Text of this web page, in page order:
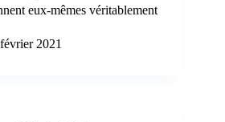
eux-mêmes véritablement
2021